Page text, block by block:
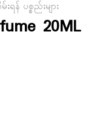
န် ပစ္စည်းများ
20ML